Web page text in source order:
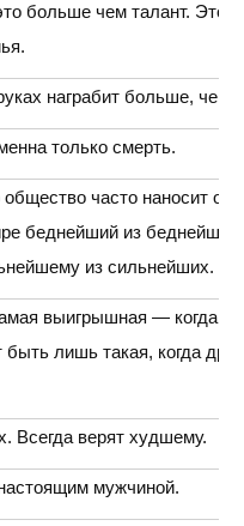
больше чем талант. Это
награбит больше, чем
только смерть.
часто наносит
беднейший из
из сильнейших.
выигрышная — когда
лишь такая, когда
Всегда верят худшему.
мужчиной.